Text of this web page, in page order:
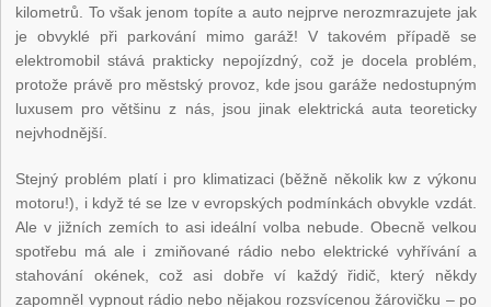
kilometrů. To však jenom topíte a auto nejprve nerozmrazujete jak
je obvyklé při parkování mimo garáž! V takovém případě se
elektromobil stává prakticky nepojízdný, což je docela problém,
protože právě pro městský provoz, kde jsou garáže nedostupným
luxusem pro většinu z nás, jsou jinak elektrická auta teoreticky
nejvhodnější.
Stejný problém platí i pro klimatizaci (běžně několik kw z výkonu
motoru!), i když té se lze v evropských podmínkách obvykle vzdát.
Ale v jižních zemích to asi ideální volba nebude. Obecně velkou
spotřebu má ale i zmiňované rádio nebo elektrické vyhřívání a
stahování okének, což asi dobře ví každý řidič, který někdy
zapomněl vypnout rádio nebo nějakou rozsvícenou žárovičku – po